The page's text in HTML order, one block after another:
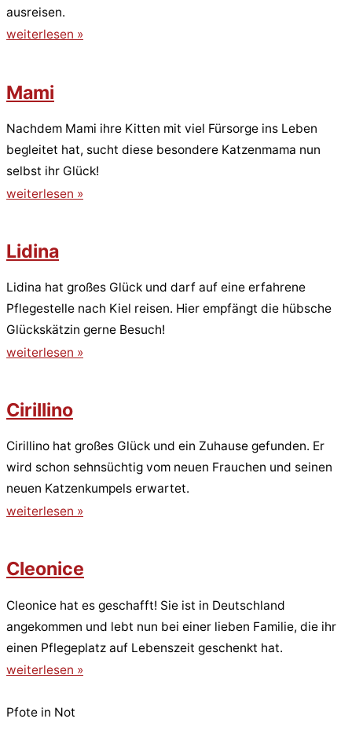
ausreisen.
weiterlesen »
Mami
Nachdem Mami ihre Kitten mit viel Fürsorge ins Leben
begleitet hat, sucht diese besondere Katzenmama nun
selbst ihr Glück!
weiterlesen »
Lidina
Lidina hat großes Glück und darf auf eine erfahrene
Pflegestelle nach Kiel reisen. Hier empfängt die hübsche
Glückskätzin gerne Besuch!
weiterlesen »
Cirillino
Cirillino hat großes Glück und ein Zuhause gefunden. Er
wird schon sehnsüchtig vom neuen Frauchen und seinen
neuen Katzenkumpels erwartet.
weiterlesen »
Cleonice
Cleonice hat es geschafft! Sie ist in Deutschland
angekommen und lebt nun bei einer lieben Familie, die ihr
einen Pflegeplatz auf Lebenszeit geschenkt hat.
weiterlesen »
Pfote in Not